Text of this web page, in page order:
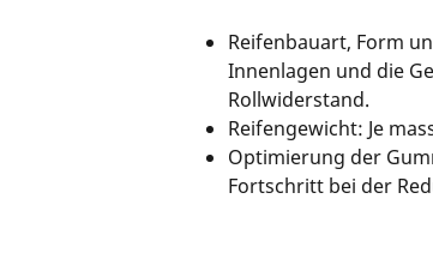
Reifenbauart, Form
Innenlagen und die
Rollwiderstand.
Reifengewicht: Je
Optimierung der
Fortschritt bei der